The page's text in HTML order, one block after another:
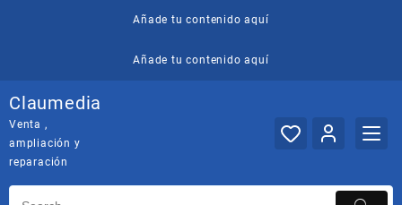
Añade tu contenido aquí
Añade tu contenido aquí
Claumedia
Venta ,
ampliación y
reparación